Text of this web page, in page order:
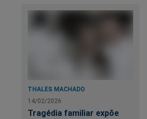
THALES MACHADO
14/02/2026
Tragédia familiar expõe